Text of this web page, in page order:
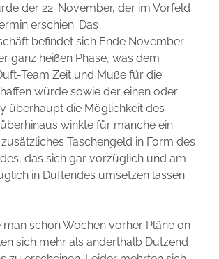
der 22. November, der im Vorfeld
erschien: Das
befindet sich Ende November
ganz heißen Phase, was dem
Team Zeit und Muße für die
würde sowie der einen oder
überhaupt die Möglichkeit des
winkte für manche ein
Taschengeld in Form des
das sich gar vorzüglich und am
in Duftendes umsetzen lassen
schon Wochen vorher Pläne on
sich mehr als anderthalb Dutzend